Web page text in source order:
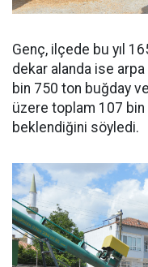
Genç, ilçede bu yıl
dekar alanda ise arpa
bin 750 ton buğday
üzere toplam 107
beklendiğini söyledi.